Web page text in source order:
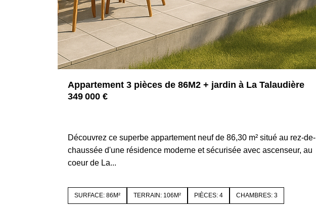
Appartement 3 pièces de 86M2 + jardin à La Talaudière
349 000 €
Découvrez ce superbe appartement neuf de 86,30 m² situé au rez-de-
chaussée d'une résidence moderne et sécurisée avec ascenseur, au
coeur de La...
SURFACE: 86M² TERRAIN: 106M² PIÈCES: 4 CHAMBRES: 3